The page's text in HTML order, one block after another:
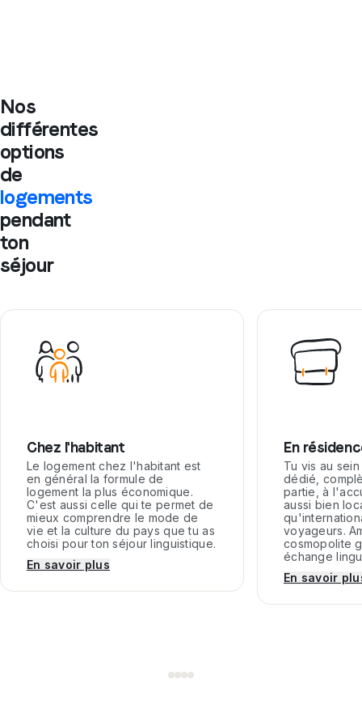
Nos
différentes
options
de
logements
pendant
ton
séjour
Chez l'habitant
Le logement chez l'habitant est
en général la formule de
logement la plus économique.
C'est aussi celle qui te permet de
mieux comprendre le mode de
vie et la culture du pays que tu as
choisi pour ton séjour linguistique.
En savoir plus
En
Tu vis au
dédié,
partie, à
aussi bien
voyageurs.
cosmopolite
échange
En savoir